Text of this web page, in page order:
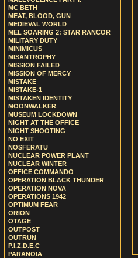
MC BETH
MEAT, BLOOD, GUN
MEDIEVAL WORLD
MEL SOARING 2: STAR RANCOR
MILITARY DUTY
MINIMICUS
MISANTROPHY
MISSION FAILED
MISSION OF MERCY
MISTAKE
MISTAKE-1
MISTAKEN IDENTITY
MOONWALKER
MUSEUM LOCKDOWN
NIGHT AT THE OFFICE
NIGHT SHOOTING
NO EXIT
NOSFERATU
NUCLEAR POWER PLANT
NUCLEAR WINTER
OFFICE COMMANDO
OPERATION BLACK THUNDER
OPERATION NOVA
OPERATIONS 1942
OPTIMUM FEAR
ORION
OTAGE
OUTPOST
OUTRUN
P.I.Z.D.E.C
PARANOIA